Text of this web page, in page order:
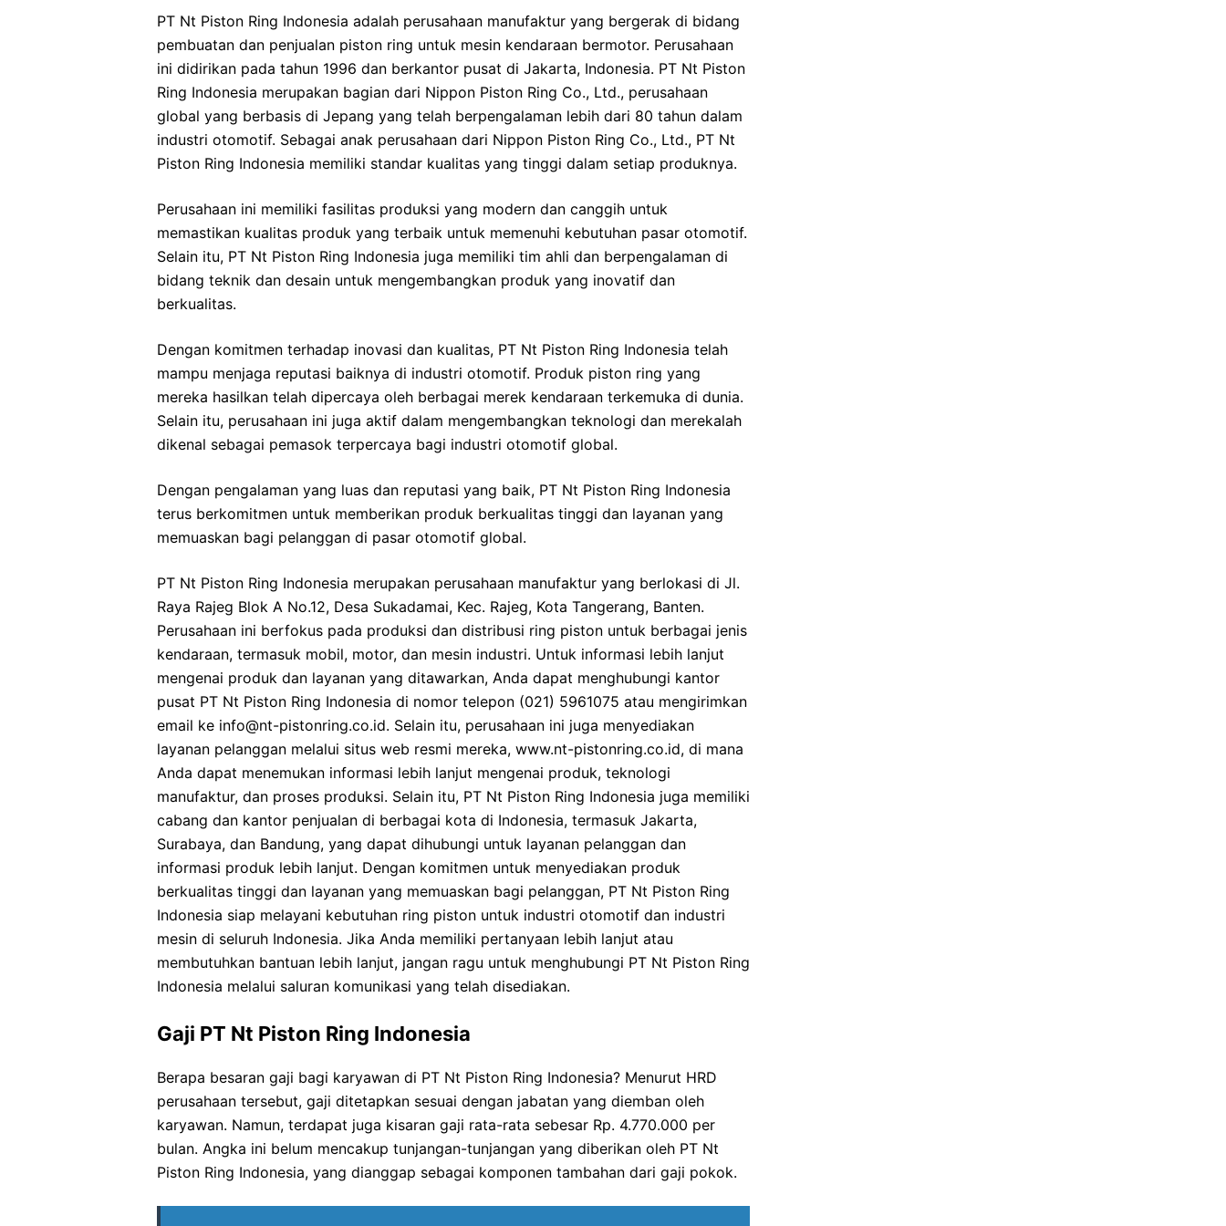
PT Nt Piston Ring Indonesia adalah perusahaan manufaktur yang bergerak di bidang
pembuatan dan penjualan piston ring untuk mesin kendaraan bermotor. Perusahaan
ini didirikan pada tahun 1996 dan berkantor pusat di Jakarta, Indonesia. PT Nt Piston
Ring Indonesia merupakan bagian dari Nippon Piston Ring Co., Ltd., perusahaan
global yang berbasis di Jepang yang telah berpengalaman lebih dari 80 tahun dalam
industri otomotif. Sebagai anak perusahaan dari Nippon Piston Ring Co., Ltd., PT Nt
Piston Ring Indonesia memiliki standar kualitas yang tinggi dalam setiap produknya.
Perusahaan ini memiliki fasilitas produksi yang modern dan canggih untuk
memastikan kualitas produk yang terbaik untuk memenuhi kebutuhan pasar otomotif.
Selain itu, PT Nt Piston Ring Indonesia juga memiliki tim ahli dan berpengalaman di
bidang teknik dan desain untuk mengembangkan produk yang inovatif dan
berkualitas.
Dengan komitmen terhadap inovasi dan kualitas, PT Nt Piston Ring Indonesia telah
mampu menjaga reputasi baiknya di industri otomotif. Produk piston ring yang
mereka hasilkan telah dipercaya oleh berbagai merek kendaraan terkemuka di dunia.
Selain itu, perusahaan ini juga aktif dalam mengembangkan teknologi dan merekalah
dikenal sebagai pemasok terpercaya bagi industri otomotif global.
Dengan pengalaman yang luas dan reputasi yang baik, PT Nt Piston Ring Indonesia
terus berkomitmen untuk memberikan produk berkualitas tinggi dan layanan yang
memuaskan bagi pelanggan di pasar otomotif global.
PT Nt Piston Ring Indonesia merupakan perusahaan manufaktur yang berlokasi di Jl.
Raya Rajeg Blok A No.12, Desa Sukadamai, Kec. Rajeg, Kota Tangerang, Banten.
Perusahaan ini berfokus pada produksi dan distribusi ring piston untuk berbagai jenis
kendaraan, termasuk mobil, motor, dan mesin industri. Untuk informasi lebih lanjut
mengenai produk dan layanan yang ditawarkan, Anda dapat menghubungi kantor
pusat PT Nt Piston Ring Indonesia di nomor telepon (021) 5961075 atau mengirimkan
email ke info@nt-pistonring.co.id. Selain itu, perusahaan ini juga menyediakan
layanan pelanggan melalui situs web resmi mereka, www.nt-pistonring.co.id, di mana
Anda dapat menemukan informasi lebih lanjut mengenai produk, teknologi
manufaktur, dan proses produksi. Selain itu, PT Nt Piston Ring Indonesia juga memiliki
cabang dan kantor penjualan di berbagai kota di Indonesia, termasuk Jakarta,
Surabaya, dan Bandung, yang dapat dihubungi untuk layanan pelanggan dan
informasi produk lebih lanjut. Dengan komitmen untuk menyediakan produk
berkualitas tinggi dan layanan yang memuaskan bagi pelanggan, PT Nt Piston Ring
Indonesia siap melayani kebutuhan ring piston untuk industri otomotif dan industri
mesin di seluruh Indonesia. Jika Anda memiliki pertanyaan lebih lanjut atau
membutuhkan bantuan lebih lanjut, jangan ragu untuk menghubungi PT Nt Piston Ring
Indonesia melalui saluran komunikasi yang telah disediakan.
Gaji PT Nt Piston Ring Indonesia
Berapa besaran gaji bagi karyawan di PT Nt Piston Ring Indonesia? Menurut HRD
perusahaan tersebut, gaji ditetapkan sesuai dengan jabatan yang diemban oleh
karyawan. Namun, terdapat juga kisaran gaji rata-rata sebesar Rp. 4.770.000 per
bulan. Angka ini belum mencakup tunjangan-tunjangan yang diberikan oleh PT Nt
Piston Ring Indonesia, yang dianggap sebagai komponen tambahan dari gaji pokok.